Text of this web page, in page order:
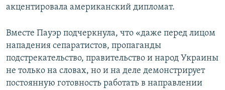
акцентировала американский дипломат.
Вместе Пауэр подчеркнула, что «даже перед лицом
нападения сепаратистов, пропаганды
подстрекательство, правительство и народ Украины
не только на словах, но и на деле демонстрирует
постоянную готовность работать в направлении